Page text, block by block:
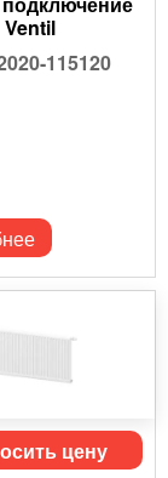
Ventil
115120
цену